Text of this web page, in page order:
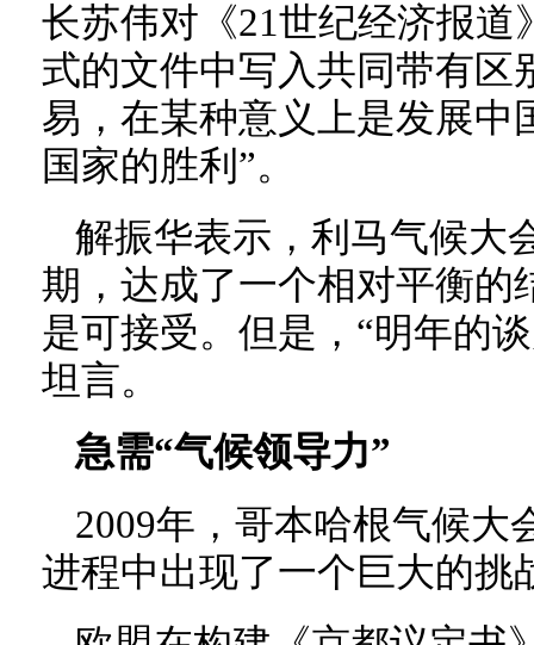
长苏伟对《21世纪经济报道
式的文件中写入共同带有区
易，在某种意义上是发展中
国家的胜利”。
解振华表示，利马气候大
期，达成了一个相对平衡的
是可接受。但是，“明年的
坦言。
急需“气候领导力”
2009年，哥本哈根气候大
进程中出现了一个巨大的挑